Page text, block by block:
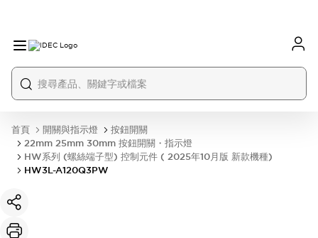
首頁 開關與指示燈
按鈕開關
22mm 25mm 30mm 按鈕開關・指示燈
HW系列 (螺絲端子型) 控制元件 ( 2025年10月版 新款機種)
HW3L-A120Q3PW